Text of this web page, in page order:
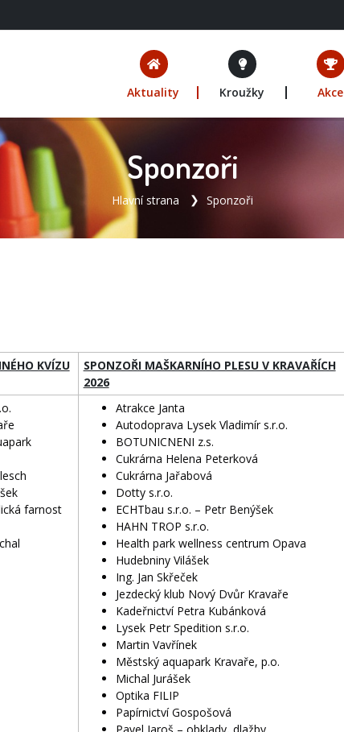
Aktuality Kroužky Akce
Sponzoři
Hlavní strana Sponzoři
KVÍZU
SPONZOŘI MAŠKARNÍHO PLESU V KRAVAŘÍCH
2026
farnost
Atrakce Janta
Autodoprava Lysek Vladimír s.r.o.
BOTUNICNENI z.s.
Cukrárna Helena Peterková
Cukrárna Jařabová
Dotty s.r.o.
ECHTbau s.r.o. – Petr Benýšek
HAHN TROP s.r.o.
Health park wellness centrum Opava
Hudebniny Vilášek
Ing. Jan Skřeček
Jezdecký klub Nový Dvůr Kravaře
Kadeřnictví Petra Kubánková
Lysek Petr Spedition s.r.o.
Martin Vavřínek
Městský aquapark Kravaře, p.o.
Michal Jurášek
Optika FILIP
Papírnictví Gospošová